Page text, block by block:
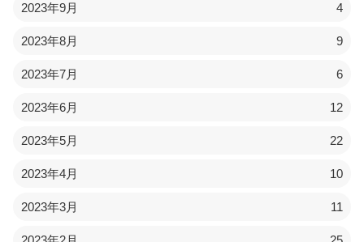
2023年9月 4
2023年8月 9
2023年7月 6
2023年6月 12
2023年5月 22
2023年4月 10
2023年3月 11